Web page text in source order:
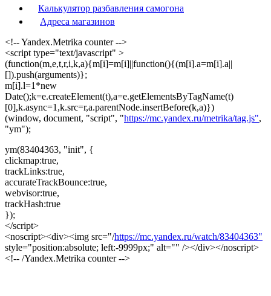
Калькулятор разбавления самогона
Адреса магазинов
<!-- Yandex.Metrika counter -->
<script type="text/javascript" >
(function(m,e,t,r,i,k,a){m[i]=m[i]||function(){(m[i].a=m[i].a||
[]).push(arguments)};
m[i].l=1*new
Date();k=e.createElement(t),a=e.getElementsByTagName(t)
[0],k.async=1,k.src=r,a.parentNode.insertBefore(k,a)})
(window, document, "script", "https://mc.yandex.ru/metrika/tag.js",
"ym");
ym(83404363, "init", {
clickmap:true,
trackLinks:true,
accurateTrackBounce:true,
webvisor:true,
trackHash:true
});
</script>
<noscript><div><img src="/https://mc.yandex.ru/watch/83404363"
style="position:absolute; left:-9999px;" alt="" /></div></noscript>
<!-- /Yandex.Metrika counter -->